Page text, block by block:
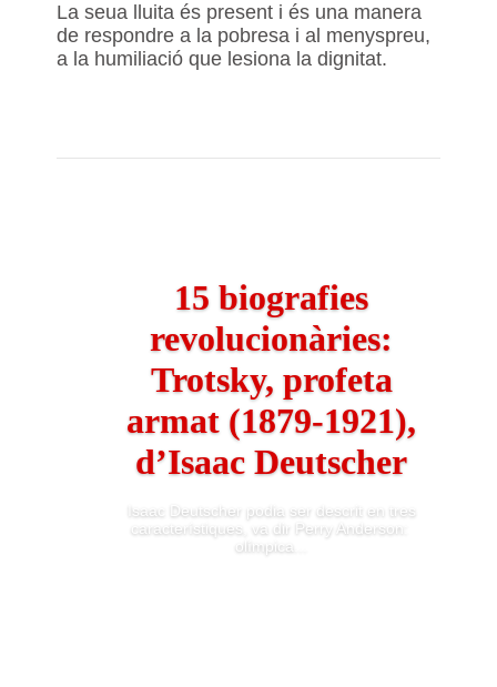
La seua lluita és present i és una manera
de respondre a la pobresa i al menyspreu,
a la humiliació que lesiona la dignitat.
15 biografies
revolucionàries:
Trotsky, profeta
armat (1879-1921),
d’Isaac Deutscher
Isaac Deutscher podia ser descrit en tres
característiques, va dir Perry Anderson: ​​
olímpica...